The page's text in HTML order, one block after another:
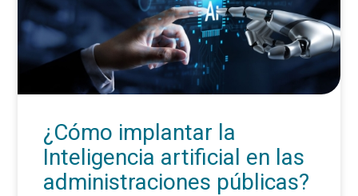
¿Cómo implantar la
Inteligencia artificial en las
administraciones públicas?